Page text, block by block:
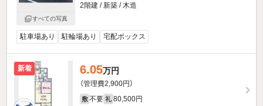
すべての写真
2階建 / 新築 / 木造
駐車場あり 駐輪場あり 宅配ボックス
新着 6.05万円
（管理費2,900円）
敷 不要 礼 80,500円